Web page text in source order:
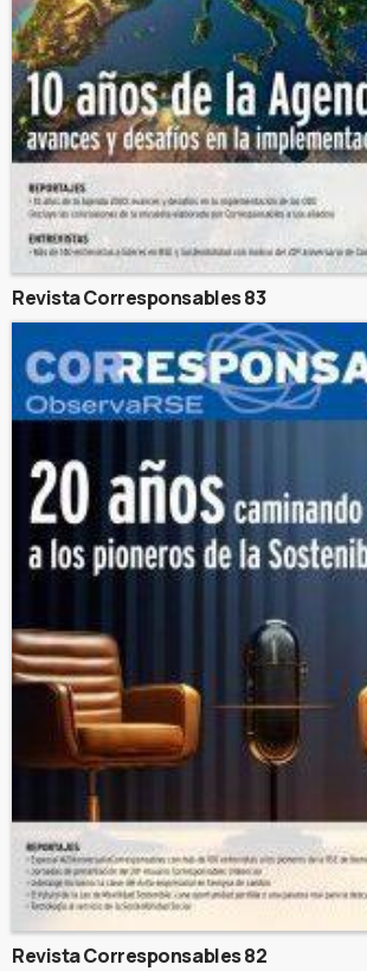
Revista Corresponsables 83
Revista Corresponsables 82